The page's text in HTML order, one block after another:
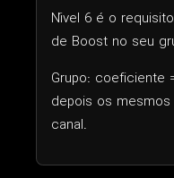
Nível 6 é o
de Boost no seu
Grupo: coeficiente
depois os
canal.